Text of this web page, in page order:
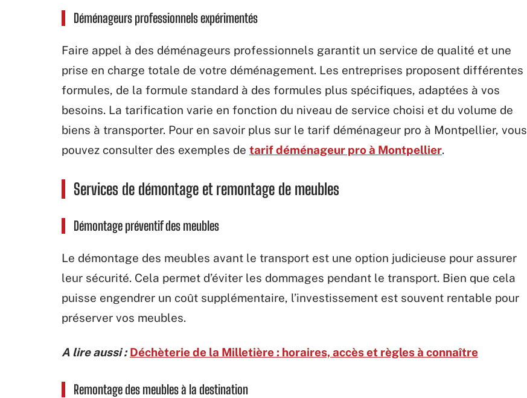
Déménageurs professionnels expérimentés
Faire appel à des déménageurs professionnels garantit un service de qualité et une
prise en charge totale de votre déménagement. Les entreprises proposent différentes
formules, de la formule standard à des formules plus spécifiques, adaptées à vos
besoins. La tarification varie en fonction du niveau de service choisi et du volume de
biens à transporter. Pour en savoir plus sur le tarif déménageur pro à Montpellier, vous
pouvez consulter des exemples de tarif déménageur pro à Montpellier.
Services de démontage et remontage de meubles
Démontage préventif des meubles
Le démontage des meubles avant le transport est une option judicieuse pour assurer
leur sécurité. Cela permet d’éviter les dommages pendant le transport. Bien que cela
puisse engendrer un coût supplémentaire, l’investissement est souvent rentable pour
préserver vos meubles.
A lire aussi : Déchèterie de la Milletière : horaires, accès et règles à connaître
Remontage des meubles à la destination